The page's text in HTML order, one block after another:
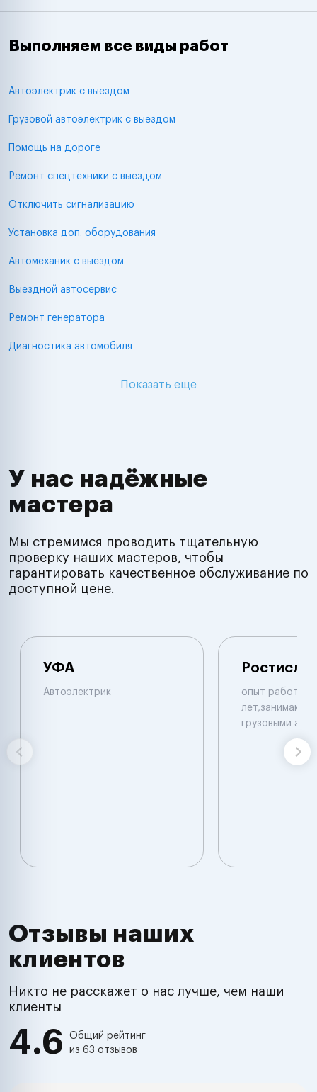
Выполняем все виды работ
Автоэлектрик с выездом
Грузовой автоэлектрик с выездом
Помощь на дороге
Ремонт спецтехники с выездом
Отключить сигнализацию
Установка доп. оборудования
Автомеханик с выездом
Выездной автосервис
Ремонт генератора
Диагностика автомобиля
Показать еще
У нас надёжные
мастера
Мы стремимся проводить тщательную
проверку наших мастеров, чтобы
гарантировать качественное обслуживание по
доступной цене.
УФА
Автоэлектрик
Ростислав
опыт работы
лет,занимаюсь
грузовыми
Отзывы наших
клиентов
Никто не расскажет о нас лучше, чем наши
клиенты
4.6
Общий рейтинг
из 63 отзывов